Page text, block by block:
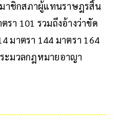
าชิกสภาผู้แทนราษฎรสิ้น
รา 101 รวมถึงอ้างว่าขัด
มาตรา 144 มาตรา 164
ะมวลกฎหมายอาญา